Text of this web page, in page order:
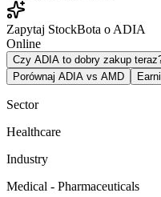
Zapytaj StockBota o ADIA
Online
Czy ADIA to dobry zakup
Porównaj ADIA vs AMD
Sector
Healthcare
Industry
Medical - Pharmaceuticals